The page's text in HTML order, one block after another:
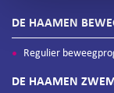
DE HAAMEN
Regulier
DE HAAMEN